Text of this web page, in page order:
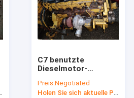
Preis
C7 benutzte
Dieselmotor-
Bagger E325D E329D
444-7149
Preis:Negotiated
Holen Sie sich aktuelle Preis